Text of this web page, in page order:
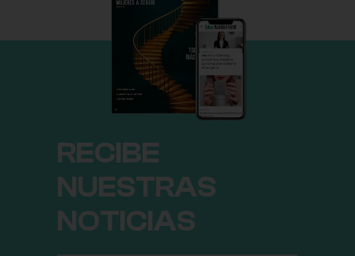
RECIBE
NUESTRAS
NOTICIAS